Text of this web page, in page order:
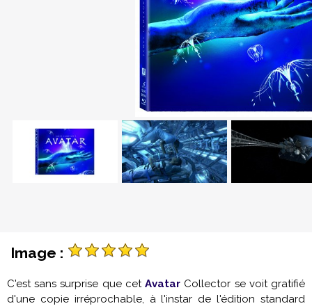
Image :
C'est sans surprise que cetAvatar Collector se voit gratifié
d'une copie irréprochable, à l'instar de l'édition standard